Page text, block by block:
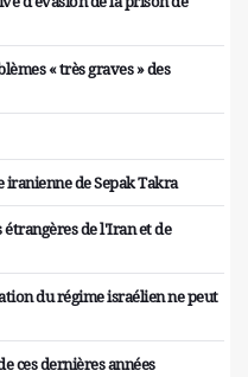
« très graves » des
de Sepak Takra
de l'Iran et de
du régime israélien ne peut
ces dernières années